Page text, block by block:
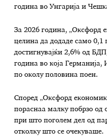
година во Унгарија и
За 2026 година, „Оксфорд
целина да додаде само 0,1
достигнувајќи 2,6% од
година во која
по околу половина поен.
Според „Оксфорд
пораснаа малку побрзо од
при што поголем дел од
отколку што се очекуваше.